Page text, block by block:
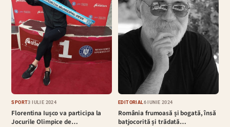
SPORT3 IULIE 2024
Florentina Iușco va participa la
Jocurile Olimpice de…
EDITORIAL 6 IUNIE 2024
România frumoasă și bogată, însă
batjocorită și trădată…